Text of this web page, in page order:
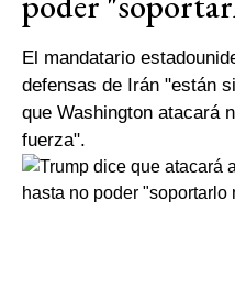
El mandatario
defensas de Irán "están
que Washington atacará
fuerza".